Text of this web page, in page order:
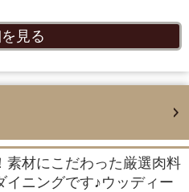
見る
素材にこだわった厳選肉料
ニングです♪ウッディー